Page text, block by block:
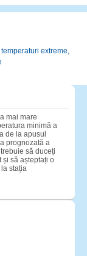
extreme,
mai mare
minimă a
de la apusul
prognozată a
să duceți
să așteptați o
stația